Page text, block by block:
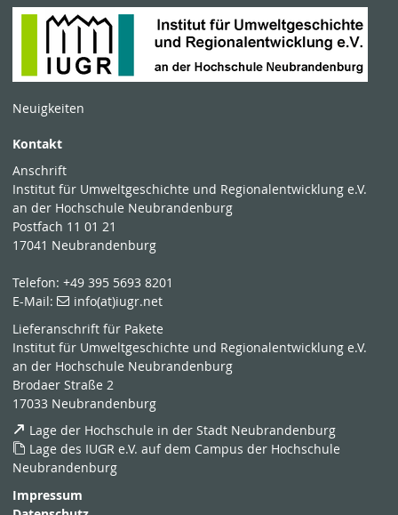
Neuigkeiten
Kontakt
Anschrift
Institut für Umweltgeschichte und Regionalentwicklung e.V.
an der Hochschule Neubrandenburg
Postfach 11 01 21
17041 Neubrandenburg
Telefon: +49 395 5693 8201
E-Mail:
info(at)iugr.net
Lieferanschrift für Pakete
Institut für Umweltgeschichte und Regionalentwicklung e.V.
an der Hochschule Neubrandenburg
Brodaer Straße 2
17033 Neubrandenburg
Lage der Hochschule in der Stadt Neubrandenburg
Lage des IUGR e.V. auf dem Campus der Hochschule
Neubrandenburg
Impressum